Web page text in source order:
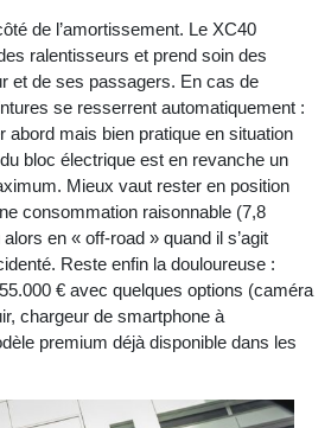
de l’amortissement. Le XC40
ralentisseurs et prend soin des
et de ses passagers. En cas de
se resserrent automatiquement :
abord mais bien pratique en situation
du bloc électrique est en revanche un
Mieux vaut rester en position
consommation raisonnable (7,8
en « off-road » quand il s’agit
Reste enfin la douloureuse :
€ avec quelques options (caméra
chargeur de smartphone à
premium déjà disponible dans les